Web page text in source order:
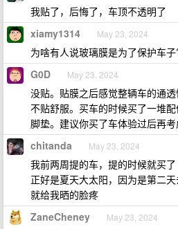
我贴了，后悔了，车顶不透明了
xiamy1314 May 23, 2024
为啥有人说玻璃膜是为了保护车子
G0D May 23, 2024
没贴。贴膜之后感觉整辆车的通
不贴舒服。买车的时候买了一堆
脚垫。建议你买了车体验过后再考
chitanda May 23, 2024
我前两周提的车，提的时候就买了
正好是夏天大太阳，因为是第二
就给我晒的脸疼
ZaneCheney May 23, 2024